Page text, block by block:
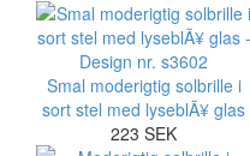
Smal moderigtig solbrille i
sort stel med lyseblÃ¥ glas
223 SEK